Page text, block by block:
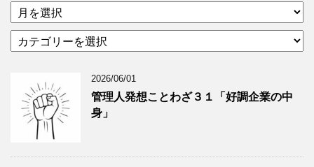
ア
ー
イ
グ
テ
ー
2026/06/01
管理人発想ことわざ３１「好調企業の中
身」